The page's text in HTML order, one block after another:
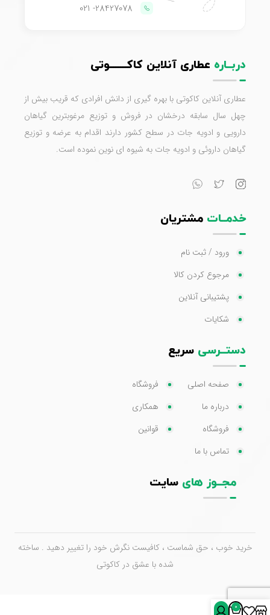
28427078
- 021
دربــاره عطاری آنلاین کاکـــــــوتی
عطاری آنلاین کاکوتی با بهره گیری از دانش افرادی که قریب بیش از
چهل سال سابقه درخشان در فروش و توزیع مرغوبترین گیاهان
دارویی و ادویه جات در سطح کشور دارند اقدام به عرضه و توزیع
گیاهان داروئی و ادویه جات به شیوه ای نوین نموده است.
خدمــات مشتریان
ورود / ثبت نام
مرجوع کردن کالا
پشتیبانی آنلاین
شکایات
دستــرسی سریع
صفحه اصلی
درباره ما
فروشگاه
تماس با ما
فروشگاه
همکاری
قوانین
مجــوز های سایت
خرید خوب ، حق شماست ، کافیست نگرش خود را تغییر دهید . ساخته
شده با عشق در کاکوتی
0